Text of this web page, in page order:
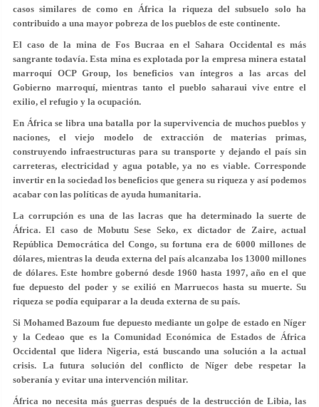
casos similares de como en África la riqueza del subsuelo solo ha
contribuido a una mayor pobreza de los pueblos de este continente.
El caso de la mina de Fos Bucraa en el Sahara Occidental es más
sangrante todavía. Esta mina es explotada por la empresa minera estatal
marroquí OCP Group, los beneficios van íntegros a las arcas del
Gobierno marroquí, mientras tanto el pueblo saharaui vive entre el
exilio, el refugio y la ocupación.
En África se libra una batalla por la supervivencia de muchos pueblos y
naciones, el viejo modelo de extracción de materias primas,
construyendo infraestructuras para su transporte y dejando el país sin
carreteras, electricidad y agua potable, ya no es viable. Corresponde
invertir en la sociedad los beneficios que genera su riqueza y así podemos
acabar con las políticas de ayuda humanitaria.
La corrupción es una de las lacras que ha determinado la suerte de
África. El caso de Mobutu Sese Seko, ex dictador de Zaire, actual
República Democrática del Congo, su fortuna era de 6000 millones de
dólares, mientras la deuda externa del país alcanzaba los 13000 millones
de dólares. Este hombre gobernó desde 1960 hasta 1997, año en el que
fue depuesto del poder y se exilió en Marruecos hasta su muerte. Su
riqueza se podía equiparar a la deuda externa de su país.
Si Mohamed Bazoum fue depuesto mediante un golpe de estado en Níger
y la Cedeao que es la Comunidad Económica de Estados de África
Occidental que lidera Nigeria, está buscando una solución a la actual
crisis. La futura solución del conflicto de Níger debe respetar la
soberanía y evitar una intervención militar.
África no necesita más guerras después de la destrucción de Libia, las